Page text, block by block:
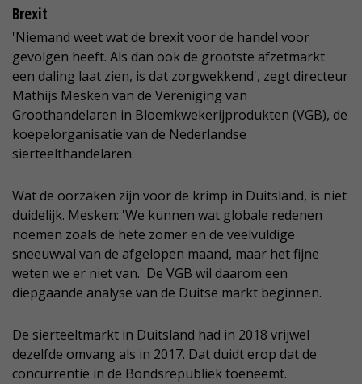
Brexit
'Niemand weet wat de brexit voor de handel voor
gevolgen heeft. Als dan ook de grootste afzetmarkt
een daling laat zien, is dat zorgwekkend', zegt directeur
Mathijs Mesken van de Vereniging van
Groothandelaren in Bloemkwekerijprodukten (VGB), de
koepelorganisatie van de Nederlandse
sierteelthandelaren.
Wat de oorzaken zijn voor de krimp in Duitsland, is niet
duidelijk. Mesken: 'We kunnen wat globale redenen
noemen zoals de hete zomer en de veelvuldige
sneeuwval van de afgelopen maand, maar het fijne
weten we er niet van.' De VGB wil daarom een
diepgaande analyse van de Duitse markt beginnen.
De sierteeltmarkt in Duitsland had in 2018 vrijwel
dezelfde omvang als in 2017. Dat duidt erop dat de
concurrentie in de Bondsrepubliek toeneemt.